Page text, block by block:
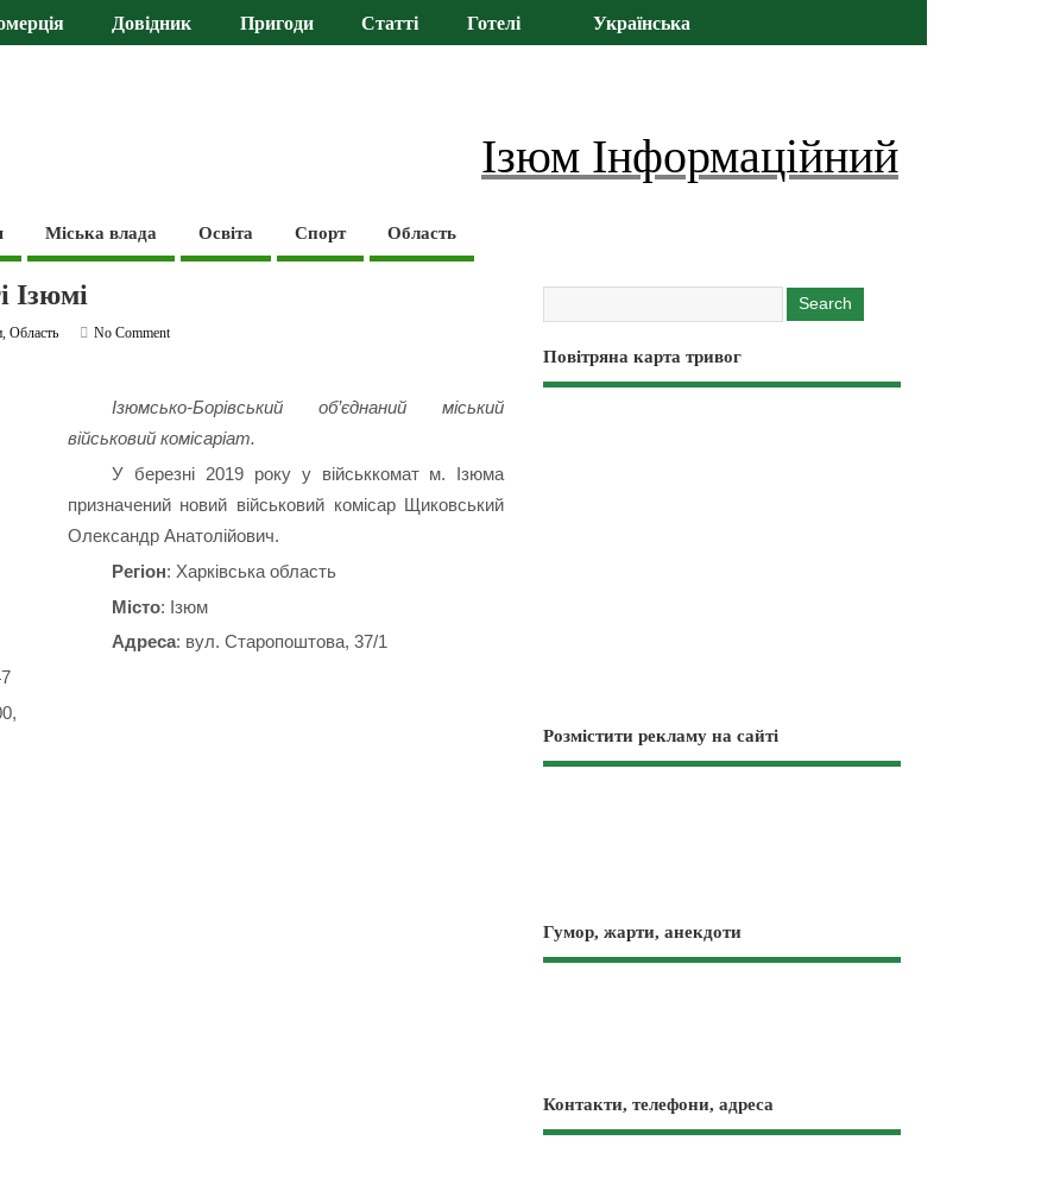
Довідник Пригоди Статті Готелі Українська
Ізюм Інформаційний
Міська влада Освіта Спорт Область
Ізюмі
,Область
No Comment
Ізюмсько-Борівський об’єднаний міський
військовий комісаріат.
У березні 2019 року у військкомат м. Ізюма
призначений новий військовий комісар Щиковський
Олександр Анатолійович.
Регіон: Харківська область
Місто: Ізюм
Адреса: вул. Старопоштова, 37/1
Повітряна карта тривог
Розмістити рекламу на сайті
Гумор, жарти, анекдоти
Контакти, телефони, адреса